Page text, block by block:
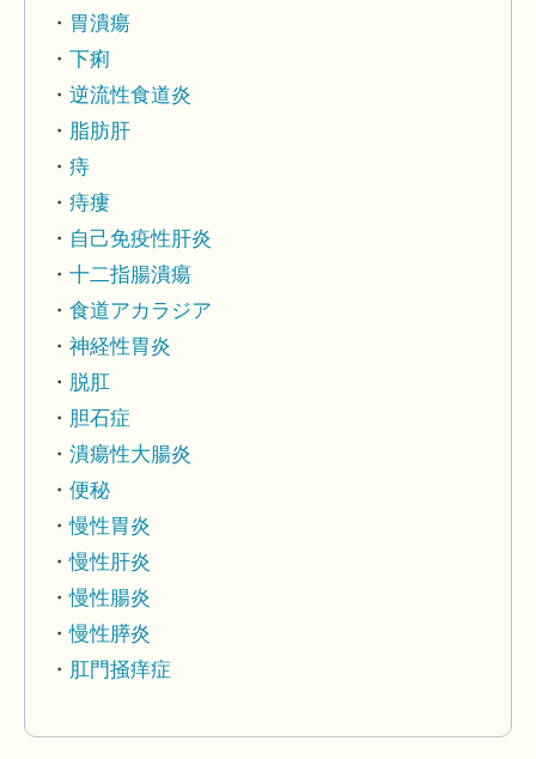
胃潰瘍
下痢
逆流性食道炎
脂肪肝
痔
痔瘻
自己免疫性肝炎
十二指腸潰瘍
食道アカラジア
神経性胃炎
脱肛
胆石症
潰瘍性大腸炎
便秘
慢性胃炎
慢性肝炎
慢性腸炎
慢性膵炎
肛門掻痒症